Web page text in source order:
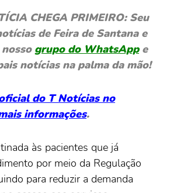
CHEGA PRIMEIRO: Seu
de Feira de Santana e
grupo do WhatsAppe
notícias na palma da mão!
do T Notícias no
informações.
às pacientes que já
por meio da Regulação
para reduzir a demanda